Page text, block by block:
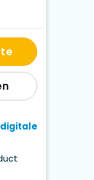
digitale